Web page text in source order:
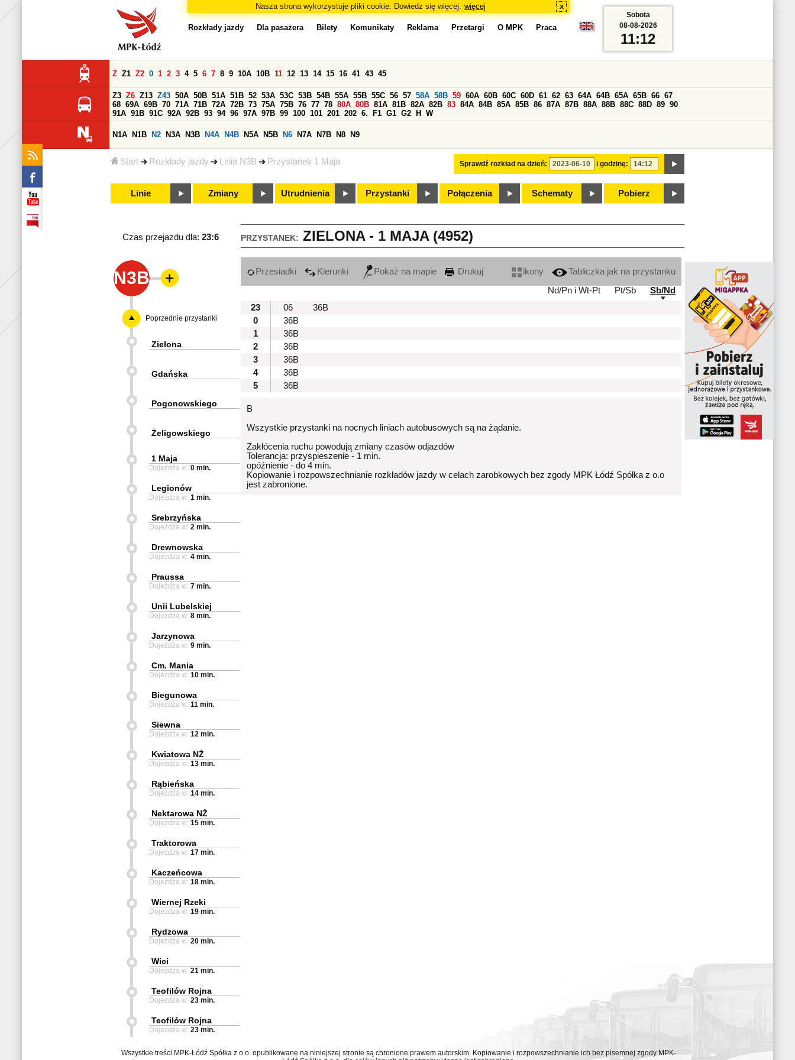
Nasza strona wykorzystuje pliki cookie. Dowiedz się więcej. więcej x
Start Rozkłady jazdy Linia N3B Przystanek 1 Maja
Rozkłady jazdy Dla pasażera Bilety Komunikaty Reklama Przetargi O MPK Praca
Sprawdź rozkład na dzień: i godzinę:
Z Z1 Z2 0 1 2 3 4 5 6 7 8 9 10A 10B 11 12 13 14 15 16 41 43 45
Z3 Z6 Z13 Z43 50A 50B 51A 51B 52 53A 53C 53B 54B 55A 55B 55C 56 57 58A 58B 59 60A 60B 60C 60D 61 62 63 64A 64B 65A 65B 66 67
68 69A 69B 70 71A 71B 72A 72B 73 75A 75B 76 77 78 80A 80B 81A 81B 82A 82B 83 84A 84B 85A 85B 86 87A 87B 88A 88B 88C 88D 89 90
91A 91B 91C 92A 92B 93 94 96 97A 97B 99 100 101 201 202 6. F1 G1 G2 H W
N1A N1B N2 N3A N3B N4A N4B N5A N5B N6 N7A N7B N8 N9
Linie Zmiany Utrudnienia Przystanki Połączenia Schematy Pobierz
Sobota
08-08-2026
11:12
PRZYSTANEK: ZIELONA - 1 MAJA (4952)
Czas przejazdu dla: 23:6
N3B Przesiadki Kierunki Pokaż na mapie Drukuj ikony
Tabliczka jak na przystanku
Nd/Pn i Wt-Pt
Pt/Sb
Sb/Nd
23
06
36B
0
36B
1
36B
2
36B
3
36B
4
36B
5
36B
B
Wszystkie przystanki na nocnych liniach autobusowych są na żądanie.
Zakłócenia ruchu powodują zmiany czasów odjazdów
Tolerancja: przyspieszenie - 1 min.
opóźnienie - do 4 min.
Kopiowanie i rozpowszechnianie rozkładów jazdy w celach zarobkowych bez zgody MPK Łódź Spółka z o.o
jest zabronione.
Poprzednie przystanki
Zielona
Gdańska
Pogonowskiego
Żeligowskiego
1 Maja
Dojeżdża w: 0 min.
Legionów
Dojeżdża w: 1 min.
Srebrzyńska
Dojeżdża w: 2 min.
Drewnowska
Dojeżdża w: 4 min.
Praussa
Dojeżdża w: 7 min.
Unii Lubelskiej
Dojeżdża w: 8 min.
Jarzynowa
Dojeżdża w: 9 min.
Cm. Mania
Dojeżdża w: 10 min.
Biegunowa
Dojeżdża w: 11 min.
Siewna
Dojeżdża w: 12 min.
Kwiatowa NŻ
Dojeżdża w: 13 min.
Rąbieńska
Dojeżdża w: 14 min.
Nektarowa NŻ
Dojeżdża w: 15 min.
Traktorowa
Dojeżdża w: 17 min.
Kaczeńcowa
Dojeżdża w: 18 min.
Wiernej Rzeki
Dojeżdża w: 19 min.
Rydzowa
Dojeżdża w: 20 min.
Wici
Dojeżdża w: 21 min.
Teofilów Rojna
Dojeżdża w: 23 min.
Teofilów Rojna
Dojeżdża w: 23 min.
Wszystkie treści MPK-Łódź Spółka z o.o. opublikowane na niniejszej stronie są chronione prawem autorskim. Kopiowanie i rozpowszechnianie ich bez pisemnej zgody MPK-